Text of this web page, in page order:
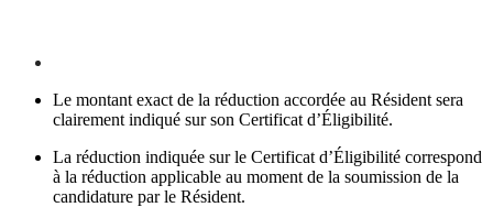
Le montant exact de la réduction accordée au Résident sera
clairement indiqué sur son Certificat d’Éligibilité.
La réduction indiquée sur le Certificat d’Éligibilité correspond
à la réduction applicable au moment de la soumission de la
candidature par le Résident.